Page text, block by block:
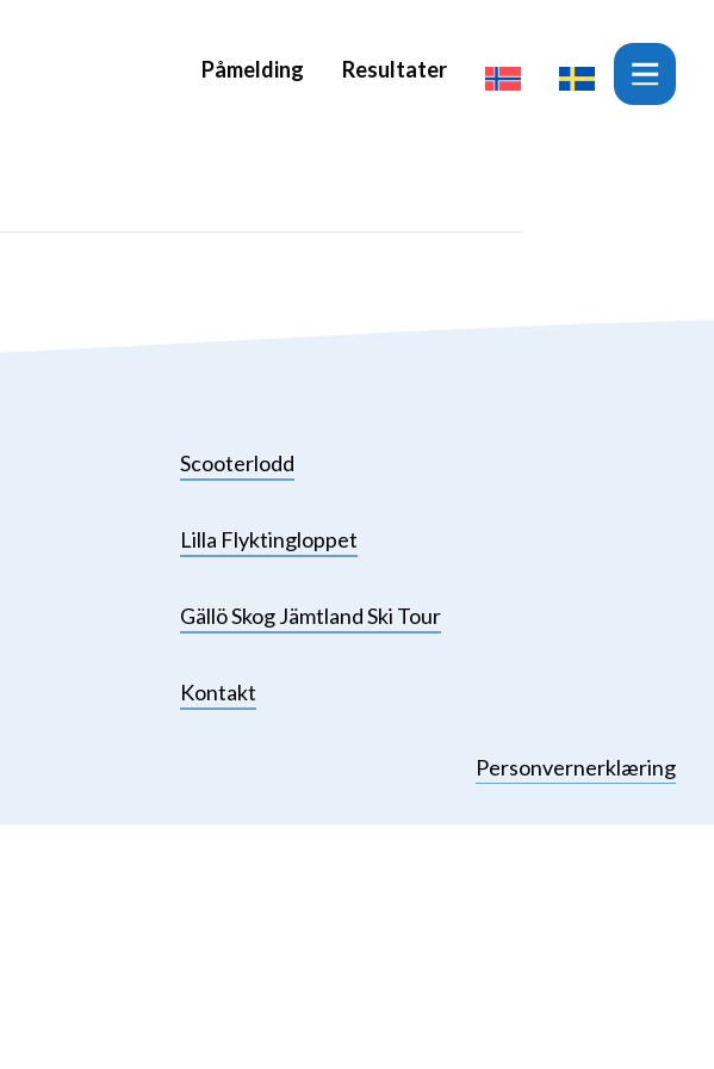
Påmelding Resultater
Scooterlodd
Lilla Flyktingloppet
Gällö Skog Jämtland Ski Tour
Kontakt
Personvernerklæring